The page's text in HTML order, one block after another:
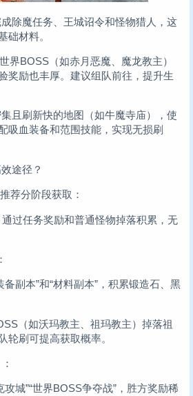
除魔任务、王城诏令和怪物猎人，这
础材料。
界BOSS（如赤月恶魔、魔龙教主）
奖励也丰厚。建议组队前往，提升生
且刷新快的地图（如牛魔寺庙），使
吸血装备和范围技能，实现无损刷
途径？
荐分阶段获取：
过任务奖励和普通怪物掉落积累，无
副本”和“材料副本”，积累锻造石、黑
（如沃玛教主、祖玛教主）掉落祖
轮刷可提高获取概率。
城”“世界BOSS争夺战”，胜方奖励稀